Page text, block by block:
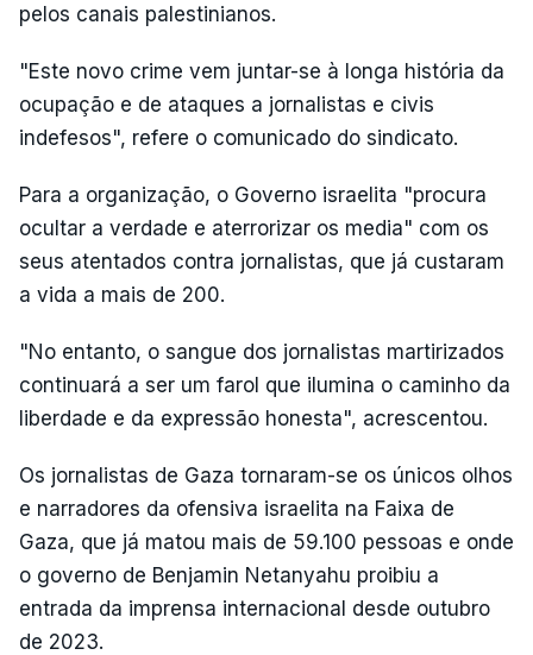
pelos canais palestinianos.
"Este novo crime vem juntar-se à longa história da
ocupação e de ataques a jornalistas e civis
indefesos", refere o comunicado do sindicato.
Para a organização, o Governo israelita "procura
ocultar a verdade e aterrorizar os media" com os
seus atentados contra jornalistas, que já custaram
a vida a mais de 200.
"No entanto, o sangue dos jornalistas martirizados
continuará a ser um farol que ilumina o caminho da
liberdade e da expressão honesta", acrescentou.
Os jornalistas de Gaza tornaram-se os únicos olhos
e narradores da ofensiva israelita na Faixa de
Gaza, que já matou mais de 59.100 pessoas e onde
o governo de Benjamin Netanyahu proibiu a
entrada da imprensa internacional desde outubro
de 2023.